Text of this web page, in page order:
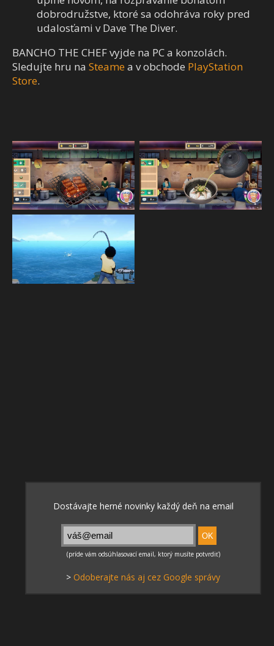
dobrodružstve, ktoré sa odohráva roky pred
udalosťami v Dave The Diver.
BANCHO THE CHEF vyjde na PC a konzolách.
Sledujte hru na Steame a v obchode PlayStation
Store.
> Odoberajte nás aj cez Google správy